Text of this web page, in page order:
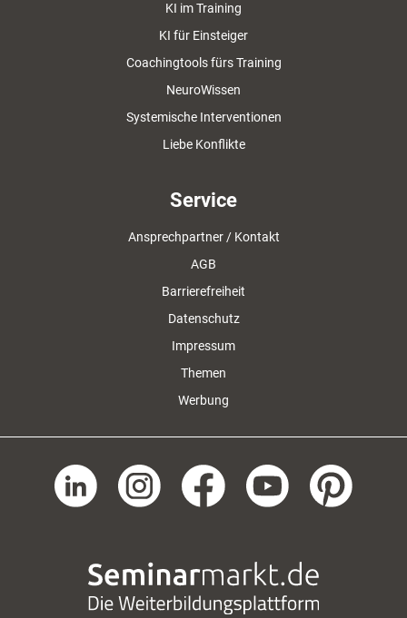
KI im Training
KI für Einsteiger
Coachingtools fürs Training
NeuroWissen
Systemische Interventionen
Liebe Konflikte
Service
Ansprechpartner / Kontakt
AGB
Barrierefreiheit
Datenschutz
Impressum
Themen
Werbung